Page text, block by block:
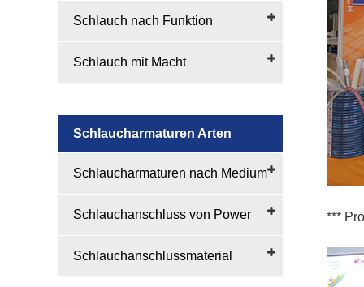
Schlauch nach Funktion
Schlauch mit Macht
Schlaucharmaturen Arten
Schlaucharmaturen nach Medium
Schlauchanschluss von Power
Schlauchanschlussmaterial
***